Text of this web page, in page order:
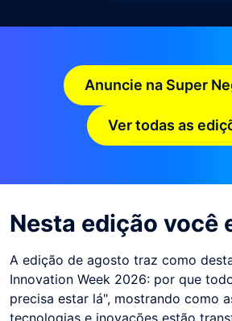
Anuncie na Super
Ver todas as
Nesta edição você
A edição de agosto traz como
Innovation Week 2026: por que
precisa estar lá", mostrando como
tecnologias e inovações estão